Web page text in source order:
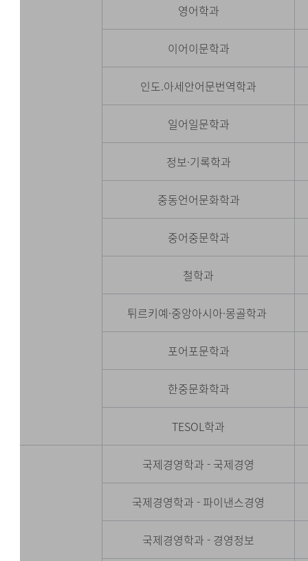
영어학과
이어이문학과
인도.아세안어문번역학과
일어일문학과
정보·기록학과
중동언어문화학과
중어중문학과
철학과
튀르키예·중앙아시아·몽골학과
포어포문학과
한중문화학과
TESOL학과
국제경영학과 - 국제경영
국제경영학과 - 파이낸스경영
국제경영학과 - 경영정보